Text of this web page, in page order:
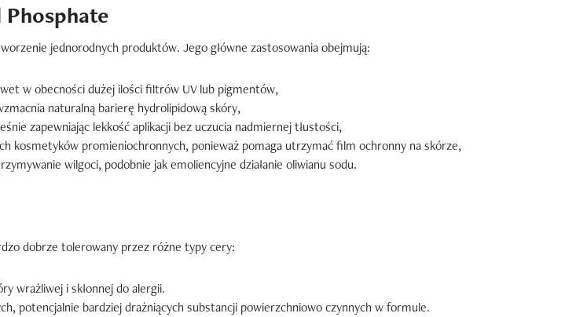
Phosphate
jednorodnych produktów. Jego główne zastosowania obejmują:
w obecności dużej ilości filtrów UV lub pigmentów,
naturalną barierę hydrolipidową skóry,
zapewniając lekkość aplikacji bez uczucia nadmiernej tłustości,
kosmetyków promieniochronnych, ponieważ pomaga utrzymać film ochronny na skórze,
wilgoci, podobnie jak emoliencyjne działanie oliwianu sodu.
dobrze tolerowany przez różne typy cery:
wrażliwej i skłonnej do alergii.
potencjalnie bardziej drażniących substancji powierzchniowo czynnych w formule.